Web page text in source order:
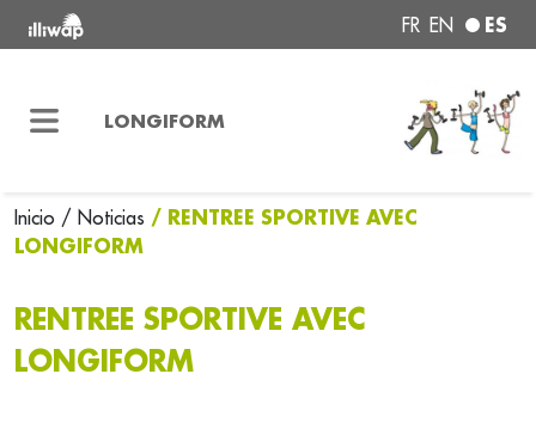
FR EN ES
LONGIFORM
Inicio / Noticias / RENTREE SPORTIVE AVEC
LONGIFORM
RENTREE SPORTIVE AVEC
LONGIFORM